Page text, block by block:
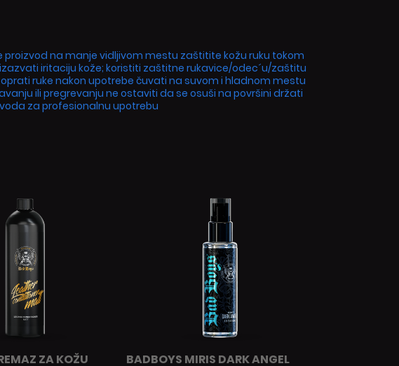
proizvod na manje vidljivom mestu zaštitite kožu ruku tokom
iritaciju kože; koristiti zaštitne rukavice/odec´u/zaštitu
ruke nakon upotrebe čuvati na suvom i hladnom mestu
ili pregrevanju ne ostaviti da se osuši na površini držati
za profesionalnu upotrebu
ZA KOŽU BADBOYS MIRIS DARK ANGEL